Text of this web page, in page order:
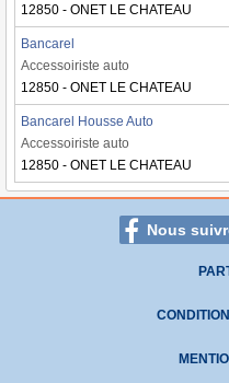
12850 - ONET LE CHATEAU
Bancarel
Accessoiriste auto
12850 - ONET LE CHATEAU
Bancarel Housse Auto
Accessoiriste auto
12850 - ONET LE CHATEAU
Nous